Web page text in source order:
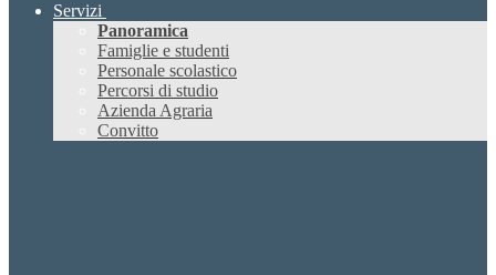
Servizi
Panoramica
Famiglie e studenti
Personale scolastico
Percorsi di studio
Azienda Agraria
Convitto